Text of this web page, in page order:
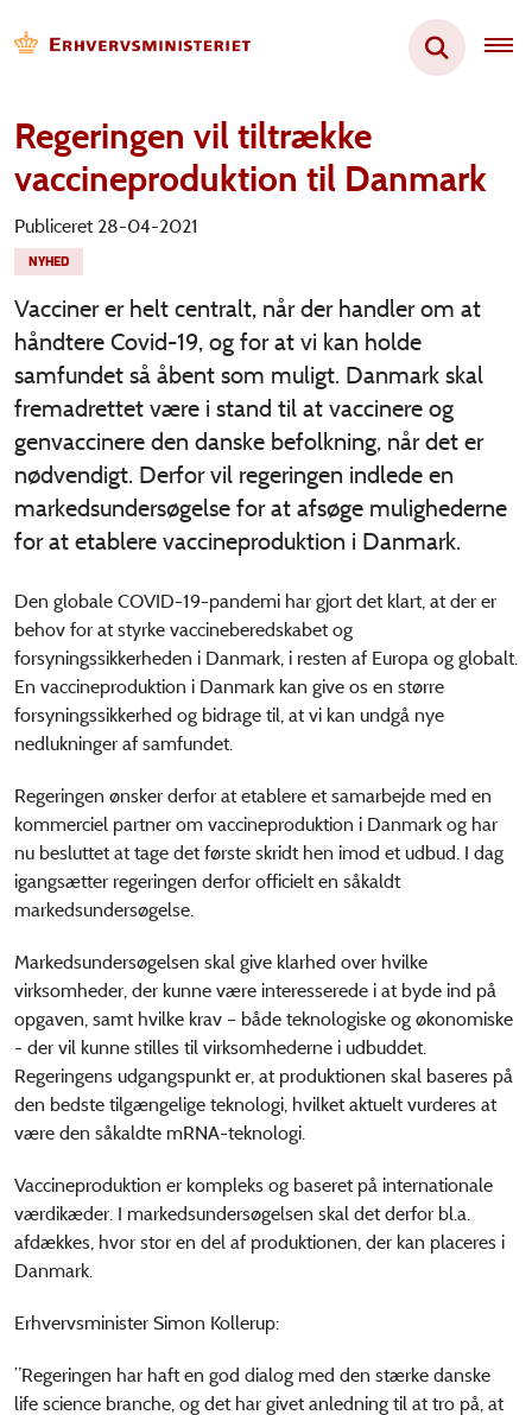
Regeringen vil tiltrække
vaccineproduktion til Danmark
Publiceret 28-04-2021
NYHED
Vacciner er helt centralt, når der handler om at
håndtere Covid-19, og for at vi kan holde
samfundet så åbent som muligt. Danmark skal
fremadrettet være i stand til at vaccinere og
genvaccinere den danske befolkning, når det er
nødvendigt. Derfor vil regeringen indlede en
markedsundersøgelse for at afsøge mulighederne
for at etablere vaccineproduktion i Danmark.
Den globale COVID-19-pandemi har gjort det klart, at der er
behov for at styrke vaccineberedskabet og
forsyningssikkerheden i Danmark, i resten af Europa og globalt.
En vaccineproduktion i Danmark kan give os en større
forsyningssikkerhed og bidrage til, at vi kan undgå nye
nedlukninger af samfundet.
Regeringen ønsker derfor at etablere et samarbejde med en
kommerciel partner om vaccineproduktion i Danmark og har
nu besluttet at tage det første skridt hen imod et udbud. I dag
igangsætter regeringen derfor officielt en såkaldt
markedsundersøgelse.
Markedsundersøgelsen skal give klarhed over hvilke
virksomheder, der kunne være interesserede i at byde ind på
opgaven, samt hvilke krav – både teknologiske og økonomiske
- der vil kunne stilles til virksomhederne i udbuddet.
Regeringens udgangspunkt er, at produktionen skal baseres på
den bedste tilgængelige teknologi, hvilket aktuelt vurderes at
være den såkaldte mRNA-teknologi.
Vaccineproduktion er kompleks og baseret på internationale
værdikæder. I markedsundersøgelsen skal det derfor bl.a.
afdækkes, hvor stor en del af produktionen, der kan placeres i
Danmark.
Erhvervsminister Simon Kollerup:
”Regeringen har haft en god dialog med den stærke danske
life science branche, og det har givet anledning til at tro på, at